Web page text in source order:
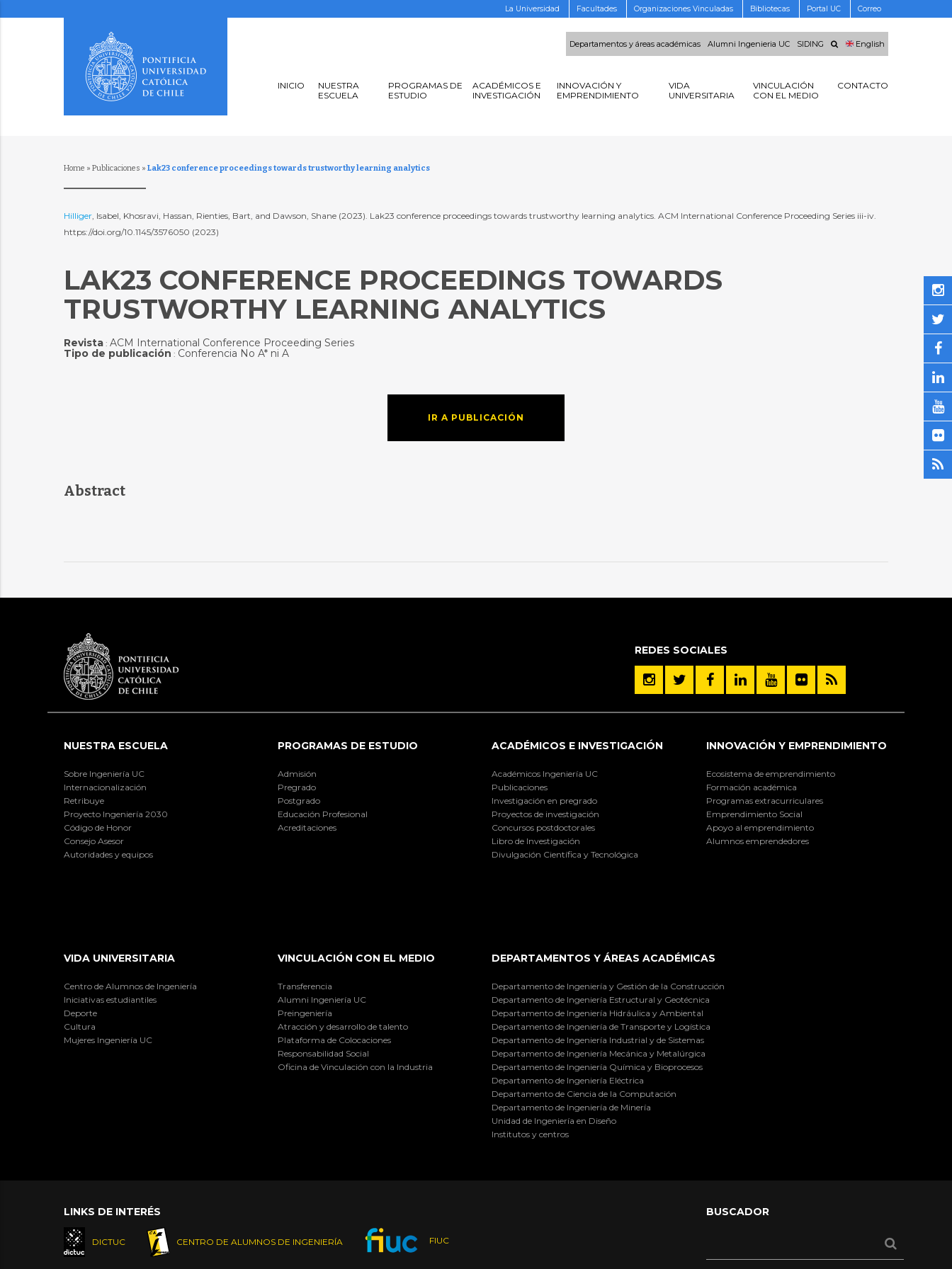
La Universidad Facultades Organizaciones Vinculadas Bibliotecas Portal UC Correo
Departamentos y áreas académicas Alumni Ingenieria UC SIDING English
INICIO
NUESTRA
ESCUELA
PROGRAMAS DE
ESTUDIO
ACADÉMICOS E
INVESTIGACIÓN
INNOVACIÓN Y
EMPRENDIMIENTO
VIDA
UNIVERSITARIA
VINCULACIÓN
CON EL MEDIO
CONTACTO
Home » Publicaciones » Lak23 conference proceedings towards trustworthy learning analytics
Hilliger, Isabel, Khosravi, Hassan, Rienties, Bart, and Dawson, Shane (2023). Lak23 conference proceedings towards trustworthy learning analytics. ACM International Conference Proceeding Series iii-iv.
https://doi.org/10.1145/3576050 (2023)
LAK23 CONFERENCE PROCEEDINGS TOWARDS
TRUSTWORTHY LEARNING ANALYTICS
Revista: ACM International Conference Proceeding Series
Tipo de publicación : Conferencia No A* ni A
IR A PUBLICACIÓN
Abstract
REDES SOCIALES
NUESTRA ESCUELA
Sobre Ingeniería UC
Internacionalización
Retribuye
Proyecto Ingeniería 2030
Código de Honor
Consejo Asesor
Autoridades y equipos
PROGRAMAS DE ESTUDIO
Admisión
Pregrado
Postgrado
Educación Profesional
Acreditaciones
ACADÉMICOS E INVESTIGACIÓN
Académicos Ingeniería UC
Publicaciones
Investigación en pregrado
Proyectos de investigación
Concursos postdoctorales
Libro de Investigación
Divulgación Científica y Tecnológica
INNOVACIÓN Y EMPRENDIMIENTO
Ecosistema de emprendimiento
Formación académica
Programas extracurriculares
Emprendimiento Social
Apoyo al emprendimiento
Alumnos emprendedores
VIDA UNIVERSITARIA
Centro de Alumnos de Ingeniería
Iniciativas estudiantiles
Deporte
Cultura
Mujeres Ingeniería UC
VINCULACIÓN CON EL MEDIO
Transferencia
Alumni Ingeniería UC
Preingeniería
Atracción y desarrollo de talento
Plataforma de Colocaciones
Responsabilidad Social
Oficina de Vinculación con la Industria
DEPARTAMENTOS Y ÁREAS ACADÉMICAS
Departamento de Ingeniería y Gestión de la Construcción
Departamento de Ingeniería Estructural y Geotécnica
Departamento de Ingeniería Hidráulica y Ambiental
Departamento de Ingeniería de Transporte y Logística
Departamento de Ingeniería Industrial y de Sistemas
Departamento de Ingeniería Mecánica y Metalúrgica
Departamento de Ingeniería Química y Bioprocesos
Departamento de Ingeniería Eléctrica
Departamento de Ciencia de la Computación
Departamento de Ingeniería de Minería
Unidad de Ingeniería en Diseño
Institutos y centros
LINKS DE INTERÉS
DICTUC CENTRO DE ALUMNOS DE INGENIERÍA FIUC
BUSCADOR